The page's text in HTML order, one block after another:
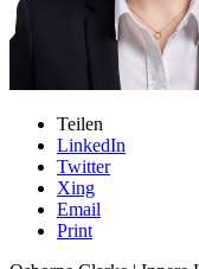
Teilen
LinkedIn
Twitter
Xing
Email
Print